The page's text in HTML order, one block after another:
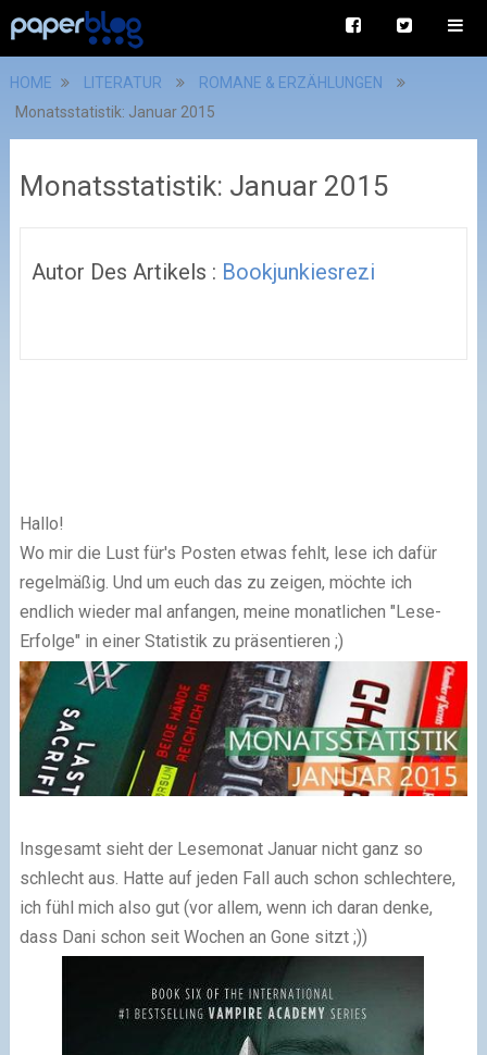
HOME LITERATUR
ROMANE & ERZÄHLUNGEN
Monatsstatistik: Januar 2015
Monatsstatistik: Januar 2015
Autor Des Artikels : Bookjunkiesrezi
Hallo!
Wo mir die Lust für's Posten etwas fehlt, lese ich dafür
regelmäßig. Und um euch das zu zeigen, möchte ich
endlich wieder mal anfangen, meine monatlichen "Lese-
Erfolge" in einer Statistik zu präsentieren ;)
Insgesamt sieht der Lesemonat Januar nicht ganz so
schlecht aus. Hatte auf jeden Fall auch schon schlechtere,
ich fühl mich also gut (vor allem, wenn ich daran denke,
dass Dani schon seit Wochen an Gone sitzt ;))